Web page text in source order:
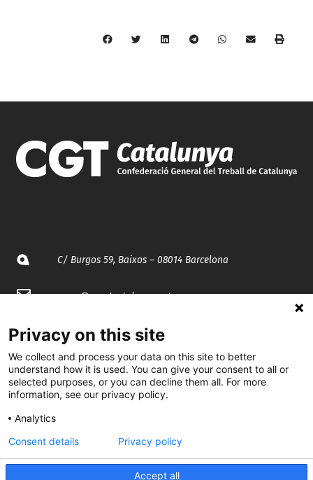
C/ Burgos 59, Baixos – 08014 Barcelona
spccc@spcgtcatalunya.cat
935 120 481
@CGTCatalunya
cgtcatalunya
CGTCatalunya
Privacy on this site
We collect and process your data on this site to better
understand how it is used. You can give your consent to all or
selected purposes, or you can decline them all. For more
information, see our privacy policy.
Analytics
Accept all
Consent details Privacy policy